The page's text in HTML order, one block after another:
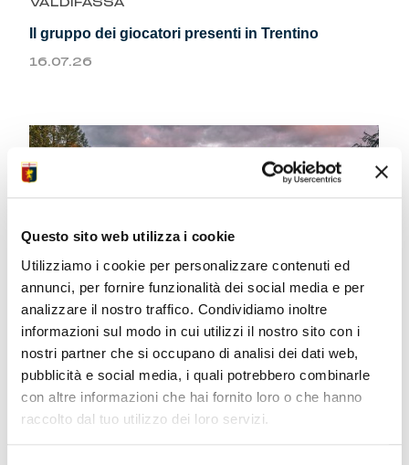
Questo sito web utilizza i cookie
Utilizziamo i cookie per personalizzare contenuti ed
annunci, per fornire funzionalità dei social media e per
analizzare il nostro traffico. Condividiamo inoltre
informazioni sul modo in cui utilizzi il nostro sito con i
nostri partner che si occupano di analisi dei dati web,
pubblicità e social media, i quali potrebbero combinarle
con altre informazioni che hai fornito loro o che hanno
raccolto dal tuo utilizzo dei loro servizi.
Il gruppo dei giocatori presenti in Trentino
16.07.26
VALDIFASSA
Tutti al proprio posto, Val di Fassa arriviamo
15.07.26